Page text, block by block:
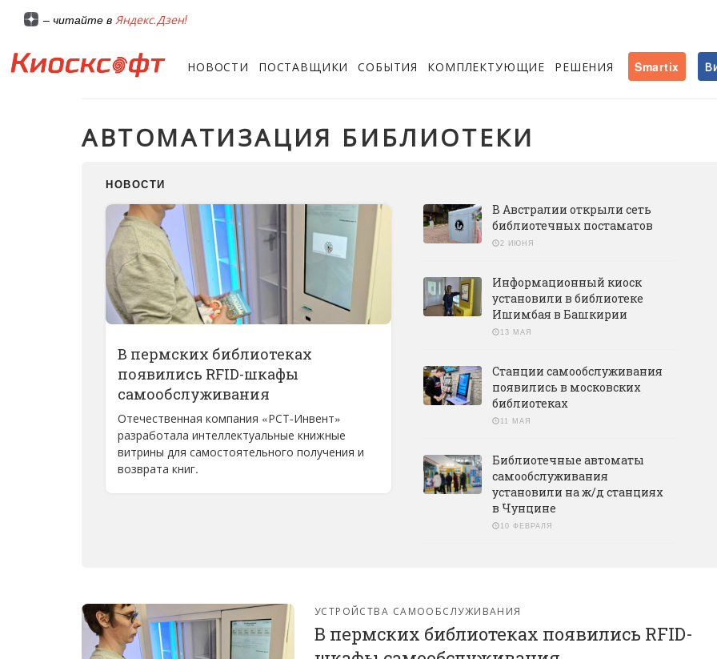
– читайте в Яндекс.Дзен!
НОВОСТИ ПОСТАВЩИКИ СОБЫТИЯ КОМПЛЕКТУЮЩИЕ РЕШЕНИЯ Smartix
АВТОМАТИЗАЦИЯ БИБЛИОТЕКИ
НОВОСТИ
В пермских библиотеках
появились RFID-шкафы
самообслуживания
Отечественная компания «РСТ-Инвент»
разработала интеллектуальные книжные
витрины для самостоятельного получения и
возврата книг.
В Австралии открыли сеть
библиотечных постаматов
2 ИЮНЯ
Информационный киоск
установили в библиотеке
Ишимбая в Башкирии
13 МАЯ
Станции самообслуживания
появились в московских
библиотеках
11 МАЯ
Библиотечные автоматы
самообслуживания
установили на ж/д станциях
в Чунцине
10 ФЕВРАЛЯ
УСТРОЙСТВА САМООБСЛУЖИВАНИЯ
В пермских библиотеках появились RFID-